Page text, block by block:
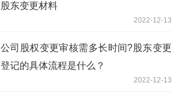
股东变更材料
2022-12-13
公司股权变更审核需多长时间?股东变更
登记的具体流程是什么？
2022-12-13